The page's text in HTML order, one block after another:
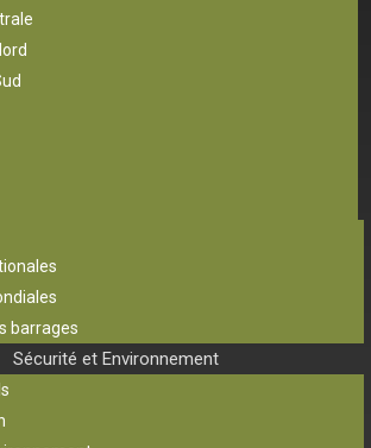
barrages
Sécurité et Environnement